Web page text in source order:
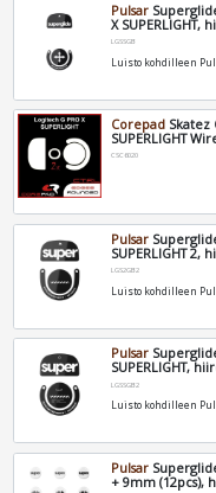
Pulsar
X SUPERLIGHT,
LGSSGB
Luisto kohdilleen
Corepad Skatez
SUPERLIGHT
CSC6020
Pulsar
SUPERLIGHT 2,
LGS2GB2
Luisto kohdilleen
Pulsar
SUPERLIGHT,
LGSSGB2
Luisto kohdilleen
Pulsar
+ 9mm (12pcs),